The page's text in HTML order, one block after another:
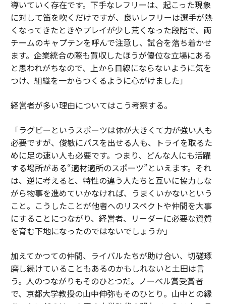
導いていく存在です。下手なレフリーは、起こった現象
に対して笛を吹くだけですが、良いレフリーは選手が熱
くなってきたときやプレイが少し荒くなった段階で、両
チームのキャプテンを呼んで注意し、試合を落ち着かせ
ます。企業統合の際も買収したほうが優位な立場にある
と思われがちなので、上から目線にならないように気を
つけ、組織を一からつくるように心がけました」
経営者が多い理由についてはこう考察する。
「ラグビーというスポーツは体が大きくて力が強い人も
必要ですが、俊敏にパスを出せる人も、トライを取るた
めに足の速い人も必要です。つまり、どんな人にも活躍
する場所がある“適材適所のスポーツ”といえます。それ
は、逆に考えると、特性の違う人たちと互いに協力しな
がら物事を進めていかなければ、うまくいかないという
こと。こうしたことが他者へのリスペクトや仲間を大事
にすることにつながり、経営者、リーダーに必要な資質
を育む下地になったのではないでしょうか」
加えてかつての仲間、ライバルたちが助け合い、切磋琢
磨し続けていることもあるのかもしれないと土田は言
う。人のつながりもそのひとつだ。ノーベル賞受賞者
で、京都大学教授の山中伸弥もそのひとり。山中との縁